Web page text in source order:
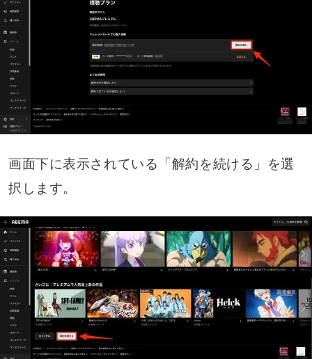
画面下に表示されている「解約を続ける」を選
択します。